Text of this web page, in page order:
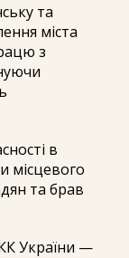
та
міста
з
в
місцевого
та брав
України —